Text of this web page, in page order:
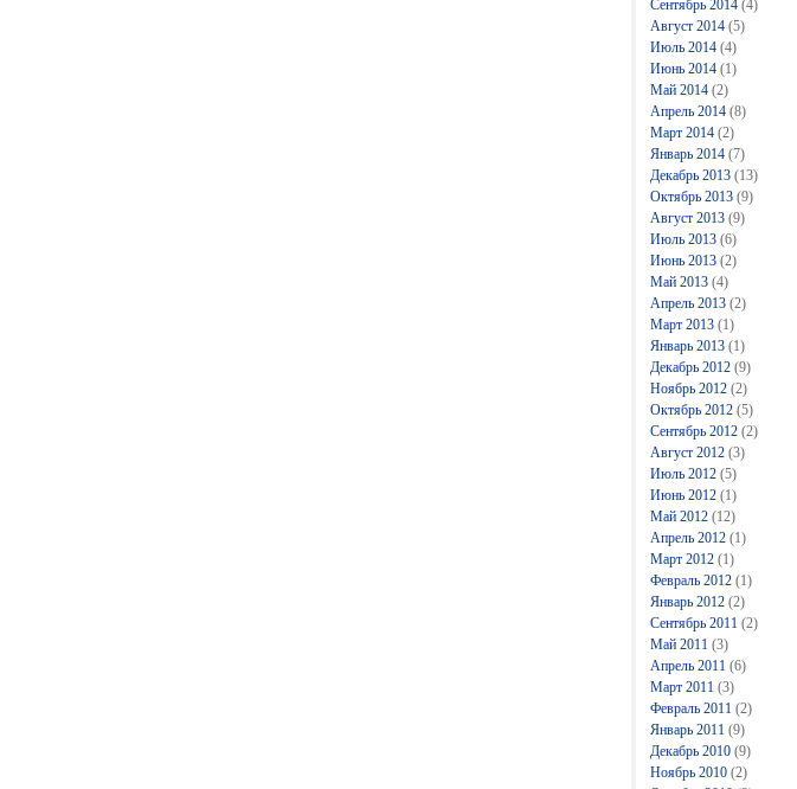
Сентябрь 2014 (4)
Август 2014 (5)
Июль 2014 (4)
Июнь 2014 (1)
Май 2014 (2)
Апрель 2014 (8)
Март 2014 (2)
Январь 2014 (7)
Декабрь 2013 (13)
Октябрь 2013 (9)
Август 2013 (9)
Июль 2013 (6)
Июнь 2013 (2)
Май 2013 (4)
Апрель 2013 (2)
Март 2013 (1)
Январь 2013 (1)
Декабрь 2012 (9)
Ноябрь 2012 (2)
Октябрь 2012 (5)
Сентябрь 2012 (2)
Август 2012 (3)
Июль 2012 (5)
Июнь 2012 (1)
Май 2012 (12)
Апрель 2012 (1)
Март 2012 (1)
Февраль 2012 (1)
Январь 2012 (2)
Сентябрь 2011 (2)
Май 2011 (3)
Апрель 2011 (6)
Март 2011 (3)
Февраль 2011 (2)
Январь 2011 (9)
Декабрь 2010 (9)
Ноябрь 2010 (2)